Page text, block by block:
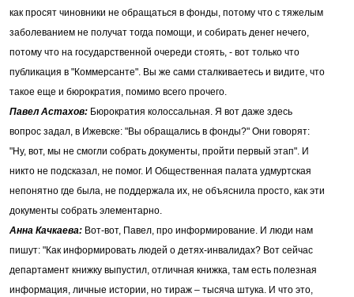
как просят чиновники не обращаться в фонды, потому что с тяжелым
заболеванием не получат тогда помощи, и собирать денег нечего,
потому что на государственной очереди стоять, - вот только что
публикация в "Коммерсанте". Вы же сами сталкиваетесь и видите, что
такое еще и бюрократия, помимо всего прочего.
Павел Астахов: Бюрократия колоссальная. Я вот даже здесь
вопрос задал, в Ижевске: "Вы обращались в фонды?" Они говорят:
"Ну, вот, мы не смогли собрать документы, пройти первый этап". И
никто не подсказал, не помог. И Общественная палата удмуртская
непонятно где была, не поддержала их, не объяснила просто, как эти
документы собрать элементарно.
Анна Качкаева: Вот-вот, Павел, про информирование. И люди нам
пишут: "Как информировать людей о детях-инвалидах? Вот сейчас
департамент книжку выпустил, отличная книжка, там есть полезная
информация, личные истории, но тираж – тысяча штука. И что это,